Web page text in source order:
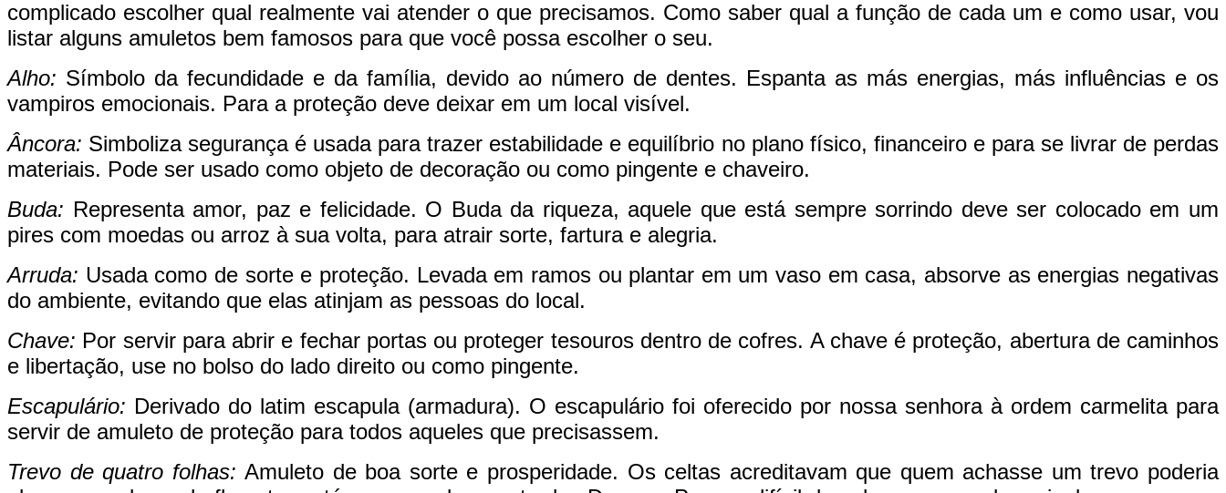
complicado escolher qual realmente vai atender o que precisamos. Como saber qual a função de cada um e como usar, vou
listar alguns amuletos bem famosos para que você possa escolher o seu.
Alho: Símbolo da fecundidade e da família, devido ao número de dentes. Espanta as más energias, más influências e os
vampiros emocionais. Para a proteção deve deixar em um local visível.
Âncora: Simboliza segurança é usada para trazer estabilidade e equilíbrio no plano físico, financeiro e para se livrar de perdas
materiais. Pode ser usado como objeto de decoração ou como pingente e chaveiro.
Buda: Representa amor, paz e felicidade. O Buda da riqueza, aquele que está sempre sorrindo deve ser colocado em um
pires com moedas ou arroz à sua volta, para atrair sorte, fartura e alegria.
Arruda: Usada como de sorte e proteção. Levada em ramos ou plantar em um vaso em casa, absorve as energias negativas
do ambiente, evitando que elas atinjam as pessoas do local.
Chave: Por servir para abrir e fechar portas ou proteger tesouros dentro de cofres. A chave é proteção, abertura de caminhos
e libertação, use no bolso do lado direito ou como pingente.
Escapulário: Derivado do latim escapula (armadura). O escapulário foi oferecido por nossa senhora à ordem carmelita para
servir de amuleto de proteção para todos aqueles que precisassem.
Trevo de quatro folhas: Amuleto de boa sorte e prosperidade. Os celtas acreditavam que quem achasse um trevo poderia